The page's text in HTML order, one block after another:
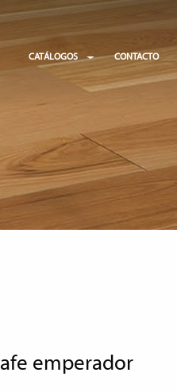
CATÁLOGOS CONTACTO
cafe emperador